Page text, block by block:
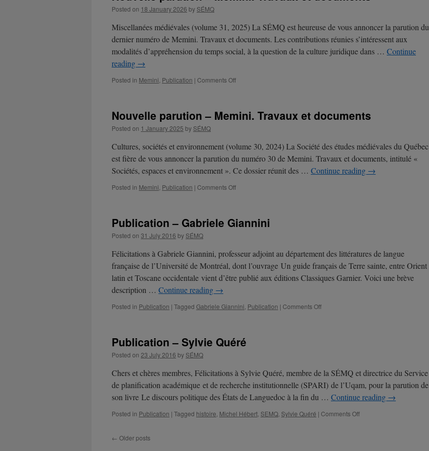
Posted on 18 January 2026 by SÉMQ
Miscellanées médiévales (volume 31, 2025) La SÉMQ est heureuse de vous annoncer la parution du
dernier numéro de Memini. Travaux et documents. Les contributions réunies s’intéressent aux
modalités d’appréhension du temps social, à la question de la culture juridique dans … Continue
reading →
Posted in Memini Publication | Comments Offon
Memini.
documents
Nouvelle parution – Memini. Travaux et documents
Posted on 1 January 2025 by SÉMQ
Cultures, sociétés et environnement (volume 30, 2024) La Société des études médiévales du Québec
est fière de vous annoncer la parution du numéro 30 de Memini. Travaux et documents, intitulé «
Sociétés, espaces et environnement ». Ce dossier réunit des … Continue reading →
Posted in Memini Publication | Comments Offon
Memini.
documents
Publication – Gabriele Giannini
Posted on 31 July 2016 by SÉMQ
Félicitations à Gabriele Giannini, professeur adjoint au département des littératures de langue
française de l’Université de Montréal, dont l’ouvrage Un guide français de Terre sainte, entre Orient
latin et Toscane occidentale vient d’être publié aux éditions Classiques Garnier. Voici une brève
description … Continue reading →
Posted in Publication | Tagged Gabriele Giannini Publication | Comments Offon
Publication – Sylvie Quéré
Posted on 23 July 2016 by SÉMQ
Chers et chères membres, Félicitations à Sylvie Quéré, membre de la SÉMQ et directrice du Service
de planification académique et de recherche institutionnelle (SPARI) de l’Uqam, pour la parution de
son livre Le discours politique des États de Languedoc à la fin du … Continue reading →
Posted in Publication | Tagged histoire Michel Hébert SEMQ Sylvie Quéré | Comments Offon
← Older posts